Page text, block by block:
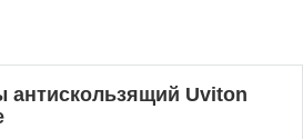
антискользящий Uviton